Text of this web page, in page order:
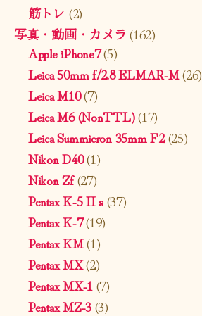
筋トレ (2)
写真・動画・カメラ (162)
Apple iPhone7(5)
Leica 50mm f/2.8 ELMAR-M(26)
Leica M10(7)
Leica M6 (NonTTL)(17)
Leica Summicron 35mm F2(25)
Nikon D40(1)
Nikon Zf(27)
Pentax K-5 II s(37)
Pentax K-7(19)
Pentax KM(1)
Pentax MX(2)
Pentax MX-1 (7)
Pentax MZ-3(3)